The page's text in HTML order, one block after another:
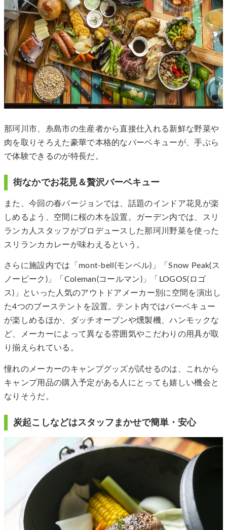
那珂川市、糸島市の生産者から直接仕入れる新鮮な野菜や
肉を取りそろえた豪華で本格的なバーベキューが、手ぶら
で体験できるのが特長だ。
街なかでお花見＆贅沢バーベキュー
また、今回の春バージョンでは、話題のインドア花見が楽
しめるよう、空間に桜の木を設置。ガーデン内では、スリ
ランカ人スタッフがプロデュースした那珂川野菜を使った
スリランカカレーが味わえるという。
さらに施設内では「mont-bell(モンベル)」「Snow Peak(ス
ノーピーク)」「Coleman(コールマン)」「LOGOS(ロゴ
ス)」といった人気のアウトドアメーカー別に空間を演出し
た4つのブーステントを設置。テント内ではバーベキュー
が楽しめるほか、ダッチオーブンや燻製機、ハンモックな
ど、メーカーによって異なる雰囲気やこだわりの用具が取
り揃えられている。
憧れのメーカーのキャンプグッズが試せるのは、これから
キャンプ用品の購入予定がある人にとっても嬉しい機会と
なりそうだ。
炭起こしなどはスタッフまかせで簡単・安心